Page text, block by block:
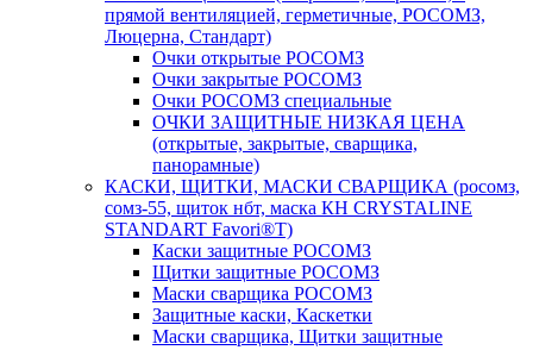
прямой вентиляцией, герметичные, РОСОМЗ,
Люцерна, Стандарт)
Очки открытые РОСОМЗ
Очки закрытые РОСОМЗ
Очки РОСОМЗ специальные
ОЧКИ ЗАЩИТНЫЕ НИЗКАЯ ЦЕНА
(открытые, закрытые, сварщика,
панорамные)
КАСКИ, ЩИТКИ, МАСКИ СВАРЩИКА (росомз,
сомз-55, щиток нбт, маска КН CRYSTALINE
STANDART Favori®T)
Каски защитные РОСОМЗ
Щитки защитные РОСОМЗ
Маски сварщика РОСОМЗ
Защитные каски, Каскетки
Маски сварщика, Щитки защитные